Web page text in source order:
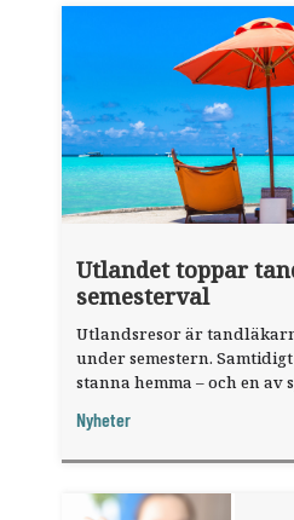
Utlandet toppar
semesterval
Utlandsresor är
under semestern.
stanna hemma – och en
fråga".
Nyheter